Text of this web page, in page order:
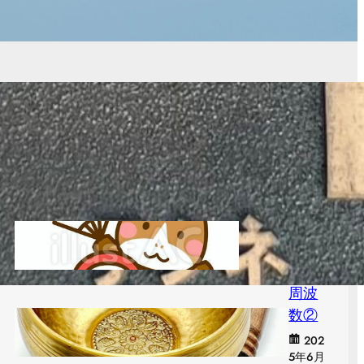
Recent post
２０２６年 ど
うする？
2026年1月3日
周波
数②
202
5年6月